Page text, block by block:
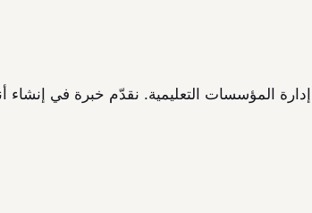
المؤسسات التعليمية. نقدّم خبرة في إنشاء